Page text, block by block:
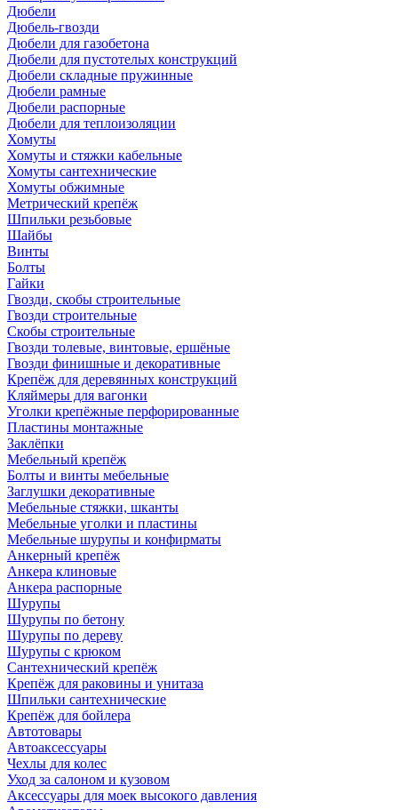
Дюбели
Дюбель-гвозди
Дюбели для газобетона
Дюбели для пустотелых конструкций
Дюбели складные пружинные
Дюбели рамные
Дюбели распорные
Дюбели для теплоизоляции
Хомуты
Хомуты и стяжки кабельные
Хомуты сантехнические
Хомуты обжимные
Метрический крепёж
Шпильки резьбовые
Шайбы
Винты
Болты
Гайки
Гвозди, скобы строительные
Гвозди строительные
Скобы строительные
Гвозди толевые, винтовые, ершёные
Гвозди финишные и декоративные
Крепёж для деревянных конструкций
Кляймеры для вагонки
Уголки крепёжные перфорированные
Пластины монтажные
Заклёпки
Мебельный крепёж
Болты и винты мебельные
Заглушки декоративные
Мебельные стяжки, шканты
Мебельные уголки и пластины
Мебельные шурупы и конфирматы
Анкерный крепёж
Анкера клиновые
Анкера распорные
Шурупы
Шурупы по бетону
Шурупы по дереву
Шурупы с крюком
Сантехнический крепёж
Крепёж для раковины и унитаза
Шпильки сантехнические
Крепёж для бойлера
Автотовары
Автоаксессуары
Чехлы для колес
Уход за салоном и кузовом
Аксессуары для моек высокого давления